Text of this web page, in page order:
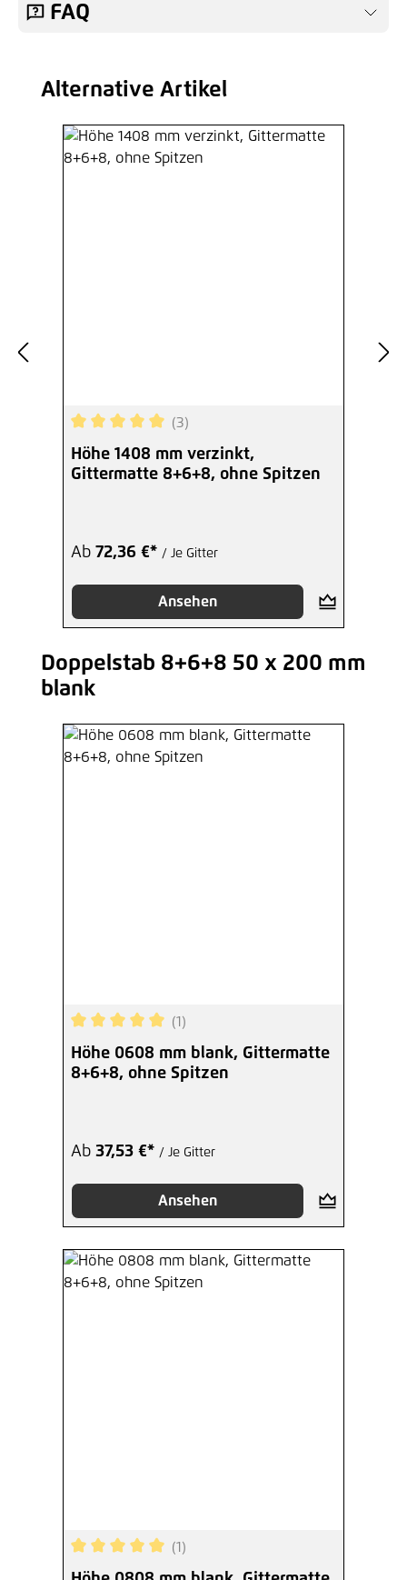
FAQ
Produktgalerie überspringen
Alternative Artikel
Durchschnittliche Bewertung von 5 von 5
(3)
Höhe 1408 mm verzinkt,
Gittermatte 8+6+8, ohne Spitzen
Ab 72,36 €* / Je Gitter
Ansehen
Produktgalerie überspringen
Doppelstab 8+6+8 50 x 200 mm
blank
Durchschnittliche Bewertung von 5 von 5
(1)
Höhe 0608 mm blank, Gittermatte
8+6+8, ohne Spitzen
Ab 37,53 €* / Je Gitter
Ansehen
Durchschnittliche Bewertung von 5 von 5
(1)